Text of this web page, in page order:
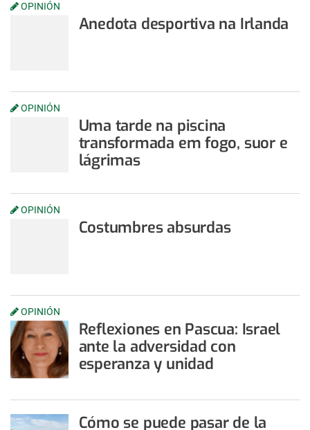
OPINIÓN
Anedota desportiva na Irlanda
OPINIÓN
Uma tarde na piscina
transformada em fogo, suor e
lágrimas
OPINIÓN
Costumbres absurdas
OPINIÓN
Reflexiones en Pascua: Israel
ante la adversidad con
esperanza y unidad
Cómo se puede pasar de la